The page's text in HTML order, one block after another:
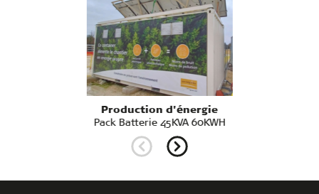
Production d'énergie
Pack Batterie 45KVA 60KWH